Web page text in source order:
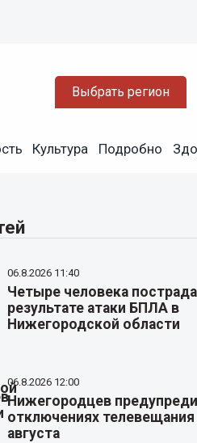
Выбрать регион
Культура Подробно
06.8.2026 11:40
Четыре человека
результате атаки БПЛА в
Нижегородской области
06.8.2026 12:00
Нижегородцев
отключениях
августа